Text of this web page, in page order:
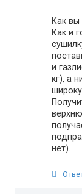
Как вы
Как и
и
кг), а
нет).